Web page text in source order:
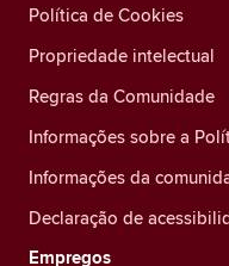
Política de Cookies
Propriedade intelectual
Regras da Comunidade
Informações sobre a
Informações da
Declaração de
Empregos